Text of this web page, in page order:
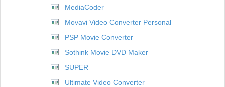
MediaCoder
Movavi Video Converter Personal
PSP Movie Converter
Sothink Movie DVD Maker
SUPER
Ultimate Video Converter